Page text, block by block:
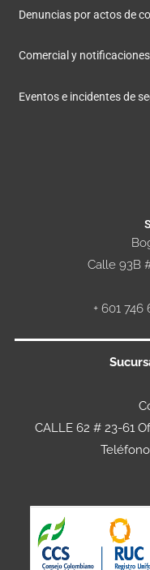
Denuncias por actos de
Comercial y
Eventos e incidentes de
Calle 93B
+ 601 746
CALLE 62 # 23-61